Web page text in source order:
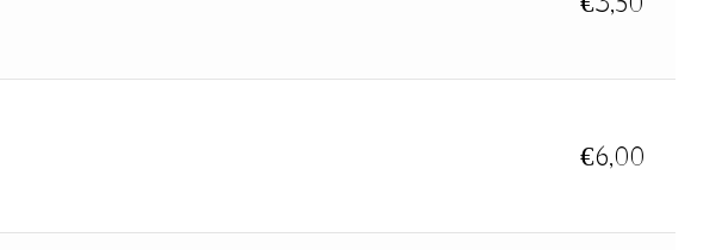
€6,00